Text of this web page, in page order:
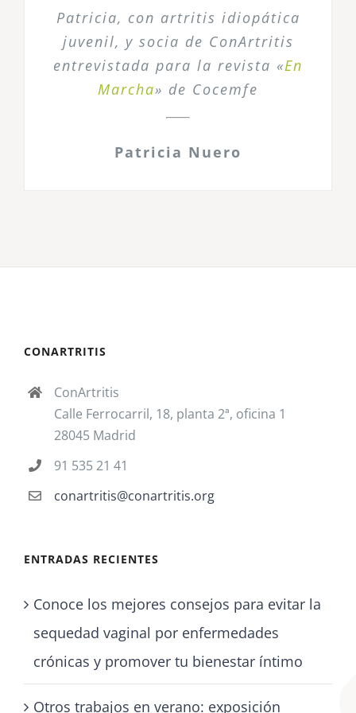
Patricia, con artritis idiopática
juvenil, y socia de ConArtritis
entrevistada para la revista «En
Marcha» de Cocemfe
Patricia Nuero
CONARTRITIS
ConArtritis
Calle Ferrocarril, 18, planta 2ª, oficina 1
28045 Madrid
91 535 21 41
conartritis@conartritis.org
ENTRADAS RECIENTES
Conoce los mejores consejos para evitar la
sequedad vaginal por enfermedades
crónicas y promover tu bienestar íntimo
Otros trabajos en verano: exposición